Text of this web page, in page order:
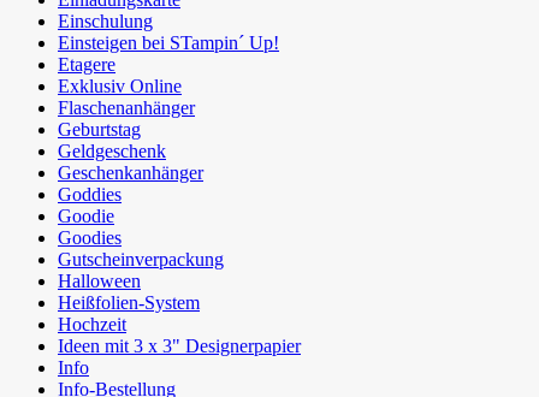
Einschulung
Einsteigen bei STampin´ Up!
Etagere
Exklusiv Online
Flaschenanhänger
Geburtstag
Geldgeschenk
Geschenkanhänger
Goddies
Goodie
Goodies
Gutscheinverpackung
Halloween
Heißfolien-System
Hochzeit
Ideen mit 3 x 3" Designerpapier
Info
Info-Bestellung